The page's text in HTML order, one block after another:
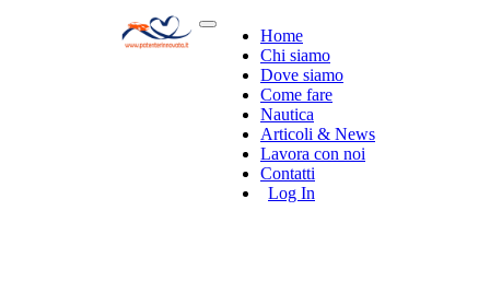
Home
Chi siamo
Dove siamo
Come fare
Nautica
Articoli & News
Lavora con noi
Contatti
Log In